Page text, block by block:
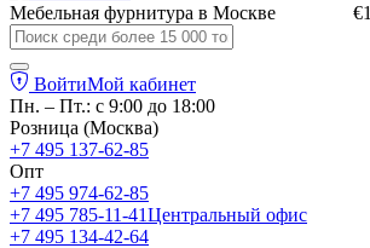
Мебельная фурнитура в Москве
ВойтиМой кабинет
Пн. – Пт.: с 9:00 до 18:00
Розница (Москва)
+7 495 137-62-85
Опт
+7 495 974-62-85
+7 495 785-11-41Центральный офис
+7 495 134-42-64